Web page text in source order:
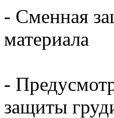
- Сменная
материала
-
защиты